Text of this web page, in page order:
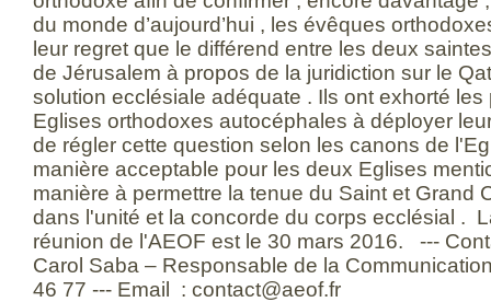
du monde d’aujourd’hui , les évêques
leur regret que le différend entre les deux
de Jérusalem à propos de la juridiction sur le
solution ecclésiale adéquate . Ils ont exhorté
Eglises orthodoxes autocéphales à déployer
de régler cette question selon les canons de
manière acceptable pour les deux Eglises
manière à permettre la tenue du Saint et Grand
dans l'unité et la concorde du corps ecclésial .
réunion de l'AEOF est le 30 mars 2016. ---
Carol Saba – Responsable de la
46 77 --- Email : contact@aeof.fr